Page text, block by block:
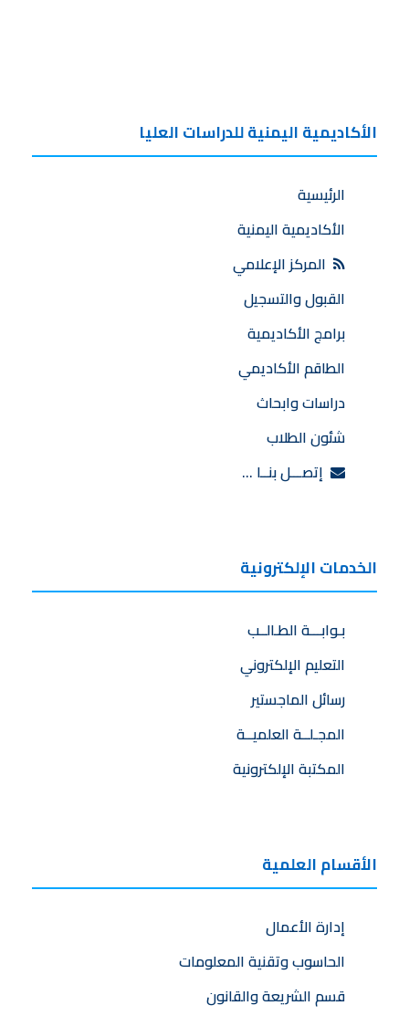
الأكاديمية اليمنية للدراسات العليا
الرئيسية
الأكاديمية اليمنية
المركز الإعلامي
القبول والتسجيل
برامج الأكاديمية
الطاقم الأكاديمي
دراسات وابحاث
شئون الطلاب
إتصـــل بنــا …
الخدمات الإلكترونية
بـوابـــة الطـالــب
التعليم الإلكتروني
رسائل الماجستير
المجـلــة العلميــة
المكتبة الإلكترونية
الأقسام العلمية
إدارة الأعمال
الحاسوب وتقنية المعلومات
قسم الشريعة والقانون